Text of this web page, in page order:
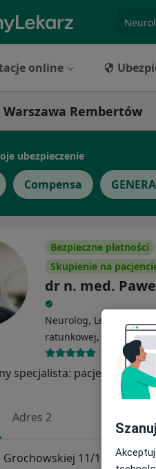
online
Rembertów
ubezpieczenie
Compensa
Bezpieczne płatności
Skupienie na
dr n. med.
Neurolog, Lekarz
ratunkowej,
132 opinie
specjalista: pacjenci
Adres 2
Grochowskiej 11/15,